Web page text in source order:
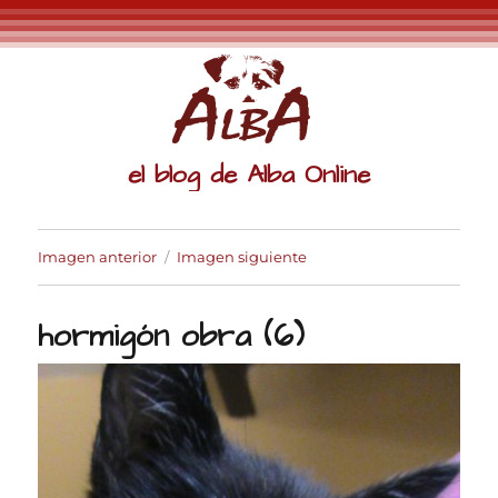
el blog de Alba Online
Imagen anterior Imagen siguiente
hormigón obra (6)